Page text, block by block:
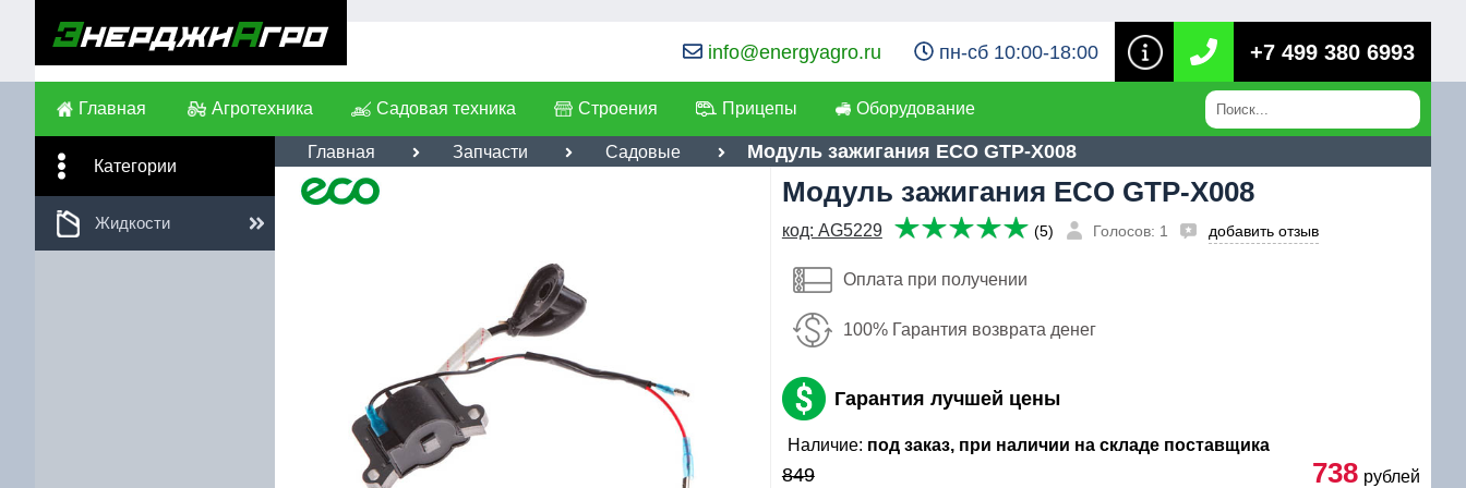
info@energyagro.ru пн-сб 10:00-18:00 +7 499 380 6993
Главная Агротехника Садовая техника Строения Прицепы Оборудование
Категории
Жидкости
Главная Запчасти Садовые Модуль зажигания ECO GTP-X008
Модуль зажигания ECO GTP-X008
код: AG5229 (5) Голосов: 1 добавить отзыв
Оплата при получении
100% Гарантия возврата денег
Гарантия лучшей цены
Наличие: под заказ, при наличии на складе поставщика
849 738 рублей
руб
Телефон
Я даю согласие на
персональных данных
:
Я даю согласие на обработку персональных данных
Отправить